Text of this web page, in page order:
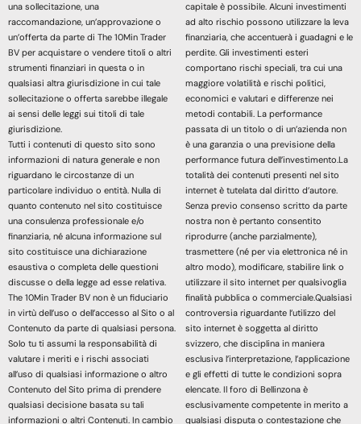
una sollecitazione, una
raccomandazione, un’approvazione o
un’offerta da parte di The 10Min Trader
BV per acquistare o vendere titoli o altri
strumenti finanziari in questa o in
qualsiasi altra giurisdizione in cui tale
sollecitazione o offerta sarebbe illegale
ai sensi delle leggi sui titoli di tale
giurisdizione.
Tutti i contenuti di questo sito sono
informazioni di natura generale e non
riguardano le circostanze di un
particolare individuo o entità. Nulla di
quanto contenuto nel sito costituisce
una consulenza professionale e/o
finanziaria, né alcuna informazione sul
sito costituisce una dichiarazione
esaustiva o completa delle questioni
discusse o della legge ad esse relativa.
The 10Min Trader BV non è un fiduciario
in virtù dell’uso o dell’accesso al Sito o al
Contenuto da parte di qualsiasi persona.
Solo tu ti assumi la responsabilità di
valutare i meriti e i rischi associati
all’uso di qualsiasi informazione o altro
Contenuto del Sito prima di prendere
qualsiasi decisione basata su tali
informazioni o altri Contenuti. In cambio
capitale è possibile. Alcuni investimenti
ad alto rischio possono utilizzare la leva
finanziaria, che accentuerà i guadagni e le
perdite. Gli investimenti esteri
comportano rischi speciali, tra cui una
maggiore volatilità e rischi politici,
economici e valutari e differenze nei
metodi contabili. La performance
passata di un titolo o di un’azienda non
è una garanzia o una previsione della
performance futura dell’investimento.La
totalità dei contenuti presenti nel sito
internet è tutelata dal diritto d’autore.
Senza previo consenso scritto da parte
nostra non è pertanto consentito
riprodurre (anche parzialmente),
trasmettere (né per via elettronica né in
altro modo), modificare, stabilire link o
utilizzare il sito internet per qualsivoglia
finalità pubblica o commerciale.Qualsiasi
controversia riguardante l’utilizzo del
sito internet è soggetta al diritto
svizzero, che disciplina in maniera
esclusiva l’interpretazione, l’applicazione
e gli effetti di tutte le condizioni sopra
elencate. Il foro di Bellinzona è
esclusivamente competente in merito a
qualsiasi disputa o contestazione che